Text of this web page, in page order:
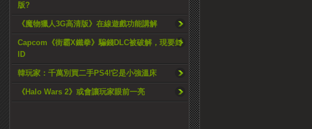
版?
《魔物獵人3G高清版》在線遊戲功能講解
Capcom《街霸X鐵拳》騙錢DLC被破解，現要封
ID
韓玩家：千萬別買二手PS4!它是小強溫床
《Halo Wars 2》或會讓玩家眼前一亮